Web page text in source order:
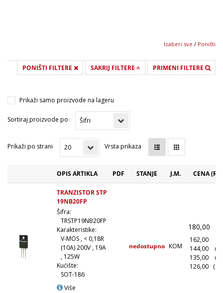
Izaberi sve / Poništi
PONIŠTI FILTERE SAKRIJ FILTERE PRIMENI FILTERE
Prikaži samo proizvode na lageru
Sortiraj proizvode po
Prikaži po strani Vrsta prikaza
OPIS ARTIKLA PDF STANJE J.M. CENA
TRANZISTOR STP
19NB20FP
Šifra:
TRSTP19NB20FP
Karakteristike:
V-MOS , < 0,18R
(10A) 200V , 19A
, 125W
Kućište:
SOT-186
Više
nedostupno KOM
180,00
162,00
144,00
135,00
126,00